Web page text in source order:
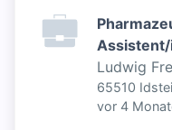
Ludwig
65510
vor 4